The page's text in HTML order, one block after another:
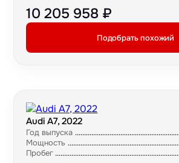
10 205 958 ₽
Подобрать похожий
Audi A7, 2022
Год выпуска
Мощность
Пробег